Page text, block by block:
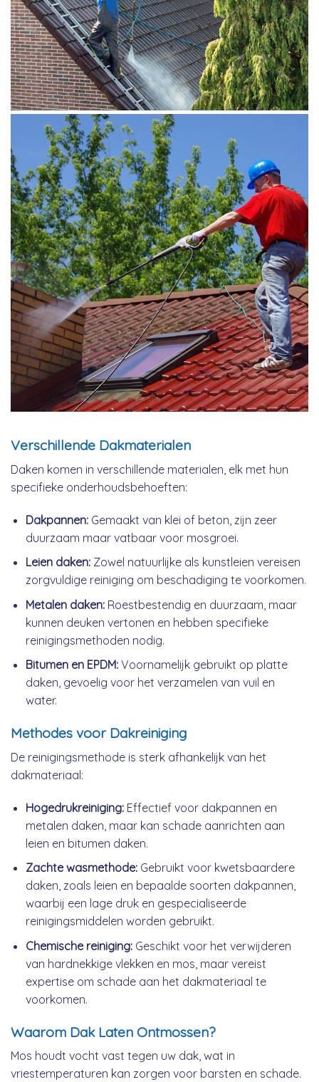
Verschillende Dakmaterialen
Daken komen in verschillende materialen, elk met hun
specifieke onderhoudsbehoeften:
Dakpannen:Gemaakt van klei of beton, zijn zeer
duurzaam maar vatbaar voor mosgroei.
Leien daken:Zowel natuurlijke als kunstleien vereisen
zorgvuldige reiniging om beschadiging te voorkomen.
Metalen daken:Roestbestendig en duurzaam, maar
kunnen deuken vertonen en hebben specifieke
reinigingsmethoden nodig.
Bitumen en EPDM:Voornamelijk gebruikt op platte
daken, gevoelig voor het verzamelen van vuil en
water.
Methodes voor Dakreiniging
De reinigingsmethode is sterk afhankelijk van het
dakmateriaal:
Hogedrukreiniging:Effectief voor dakpannen en
metalen daken, maar kan schade aanrichten aan
leien en bitumen daken.
Zachte wasmethode:Gebruikt voor kwetsbaardere
daken, zoals leien en bepaalde soorten dakpannen,
waarbij een lage druk en gespecialiseerde
reinigingsmiddelen worden gebruikt.
Chemische reiniging:Geschikt voor het verwijderen
van hardnekkige vlekken en mos, maar vereist
expertise om schade aan het dakmateriaal te
voorkomen.
Waarom Dak Laten Ontmossen?
Mos houdt vocht vast tegen uw dak, wat in
vriestemperaturen kan zorgen voor barsten en schade.